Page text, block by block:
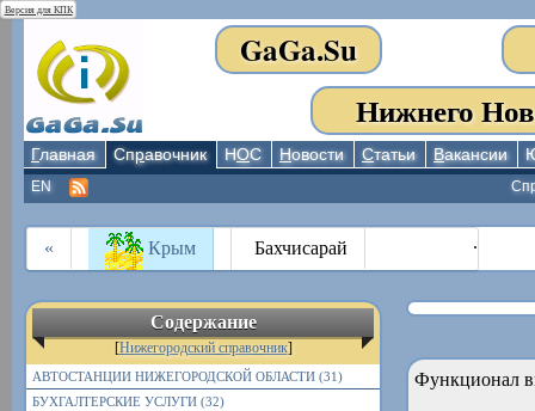
Версия для КПК
GaGa.Su
Нижнего
Главная Справочник НОС Новости Статьи Вакансии
EN
« Крым Бахчисарай .
Содержание
[Нижегородский справочник]
АВТОСТАНЦИИ НИЖЕГОРОДСКОЙ ОБЛАСТИ (31)
БУХГАЛТЕРСКИЕ УСЛУГИ (32)
Функционал